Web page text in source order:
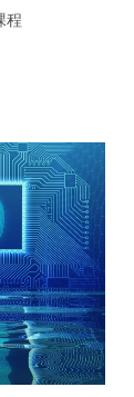
程